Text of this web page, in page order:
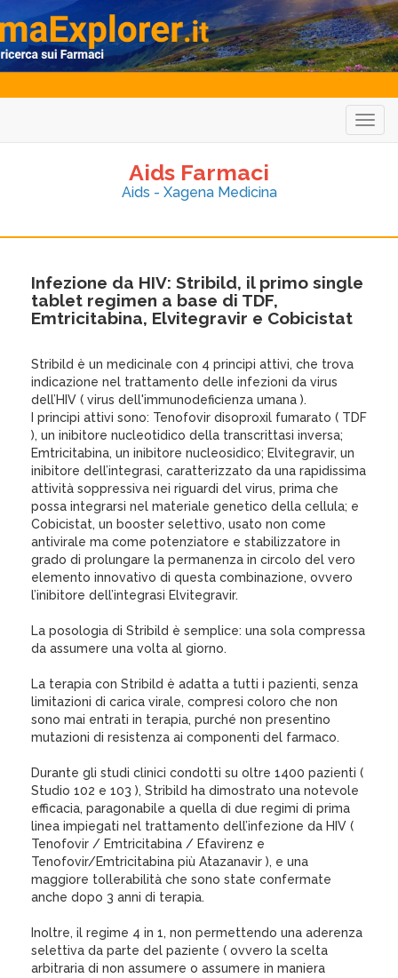
Aids Farmaci
Aids - Xagena Medicina
Infezione da HIV: Stribild, il primo single
tablet regimen a base di TDF,
Emtricitabina, Elvitegravir e Cobicistat
Stribild è un medicinale con 4 principi attivi, che trova
indicazione nel trattamento delle infezioni da virus
dell’HIV ( virus dell'immunodeficienza umana ).
I principi attivi sono: Tenofovir disoproxil fumarato ( TDF
), un inibitore nucleotidico della transcrittasi inversa;
Emtricitabina, un inibitore nucleosidico; Elvitegravir, un
inibitore dell’integrasi, caratterizzato da una rapidissima
attività soppressiva nei riguardi del virus, prima che
possa integrarsi nel materiale genetico della cellula; e
Cobicistat, un booster selettivo, usato non come
antivirale ma come potenziatore e stabilizzatore in
grado di prolungare la permanenza in circolo del vero
elemento innovativo di questa combinazione, ovvero
l’inibitore dell’integrasi Elvitegravir.
La posologia di Stribild è semplice: una sola compressa
da assumere una volta al giorno.
La terapia con Stribild è adatta a tutti i pazienti, senza
limitazioni di carica virale, compresi coloro che non
sono mai entrati in terapia, purché non presentino
mutazioni di resistenza ai componenti del farmaco.
Durante gli studi clinici condotti su oltre 1400 pazienti (
Studio 102 e 103 ), Stribild ha dimostrato una notevole
efficacia, paragonabile a quella di due regimi di prima
linea impiegati nel trattamento dell’infezione da HIV (
Tenofovir / Emtricitabina / Efavirenz e
Tenofovir/Emtricitabina più Atazanavir ), e una
maggiore tollerabilità che sono state confermate
anche dopo 3 anni di terapia.
Inoltre, il regime 4 in 1, non permettendo una aderenza
selettiva da parte del paziente ( ovvero la scelta
arbitraria di non assumere o assumere in maniera